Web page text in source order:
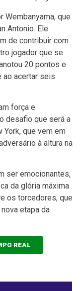
Wembanyama, que
Antonio. Ele
de contribuir com
jogador que se
20 pontos e
ao acertar seis
força e
desafio que será a
York, que vem em
à altura na
ser emocionantes,
da glória máxima
os torcedores, que
etapa da
REAL